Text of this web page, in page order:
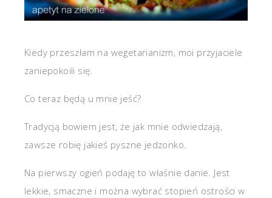
Kiedy przeszłam na wegetarianizm, moi przyjaciele
zaniepokoili się.
Co teraz będą u mnie jeść?
Tradycją bowiem jest, że jak mnie odwiedzają,
zawsze robię jakieś pyszne jedzonko.
Na pierwszy ogień podaję to właśnie danie. Jest
lekkie, smaczne i można wybrać stopień ostrości w